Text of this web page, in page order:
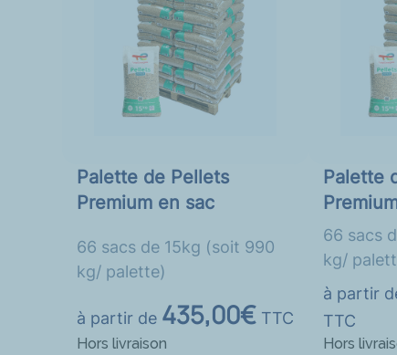
Palette de Pellets
Premium en sac
66 sacs de 15kg (soit 990
kg/ palette)
à partir de 435,00€ TTC
Hors livraison
Palette
66 sacs
kg/
à partir
TTC
Hors